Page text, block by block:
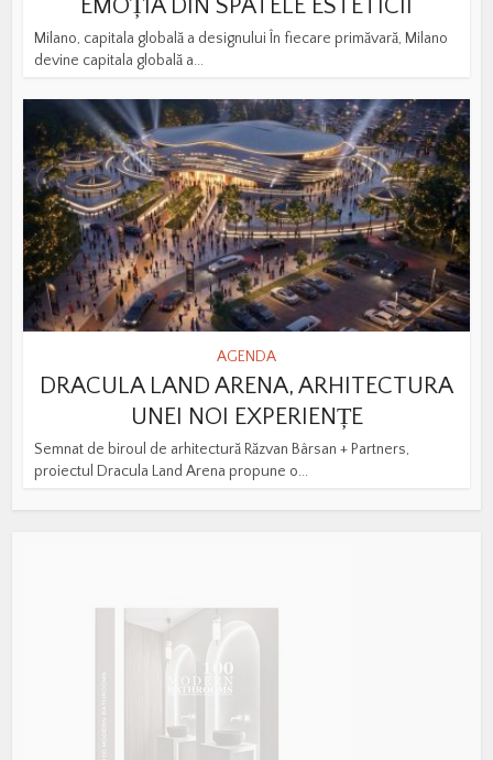
EMOȚIA DIN SPATELE ESTETICII
Milano, capitala globală a designului În fiecare primăvară, Milano
devine capitala globală a...
AGENDA
DRACULA LAND ARENA, ARHITECTURA
UNEI NOI EXPERIENȚE
Semnat de biroul de arhitectură Răzvan Bârsan + Partners,
proiectul Dracula Land Arena propune o...